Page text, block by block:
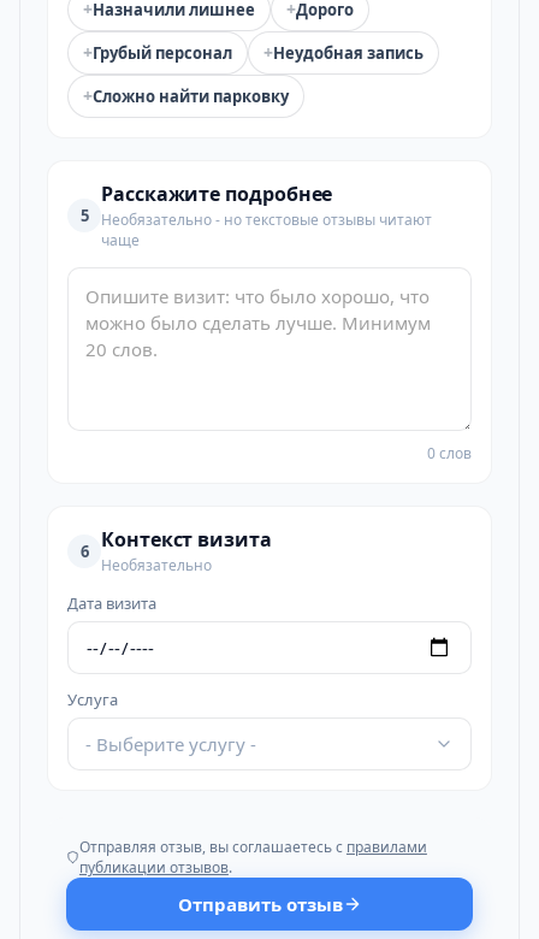
+Назначили лишнее +Дорого
+Грубый персонал +Неудобная запись
+Сложно найти парковку
5
Расскажите подробнее
Необязательно - но текстовые отзывы читают
чаще
0 слов
6 Контекст визита
Необязательно
Дата визита
Услуга
- Выберите услугу -
Отправляя отзыв, вы соглашаетесь с правилами
публикации отзывов.
Отправить отзыв